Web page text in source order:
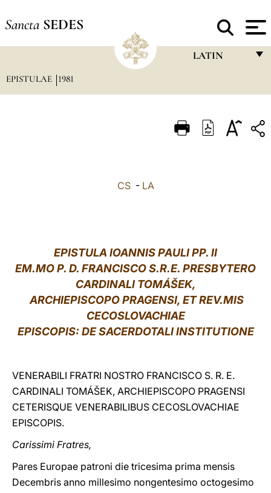
Sancta SEDES
LATIN
ITALIANO
中文
LATINE
EPISTULAE 1981
CS- LA
EPISTULA IOANNIS PAULI PP. II
EM.MO P. D. FRANCISCO S.R.E. PRESBYTERO
CARDINALI TOMÁŠEK,
ARCHIEPISCOPO PRAGENSI, ET REV.MIS
CECOSLOVACHIAE
EPISCOPIS: DE SACERDOTALI INSTITUTIONE
VENERABILI FRATRI NOSTRO FRANCISCO S. R. E.
CARDINALI TOMÁŠEK, ARCHIEPISCOPO PRAGENSI
CETERISQUE VENERABILIBUS CECOSLOVACHIAE
EPISCOPIS.
Carissimi Fratres,
Pares Europae patroni die tricesima prima mensis
Decembris anno millesimo nongentesimo octogesimo